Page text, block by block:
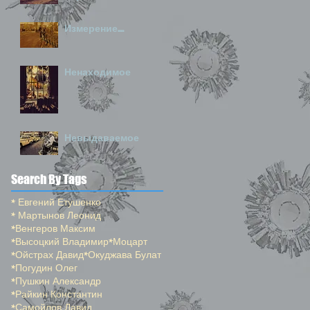
Измерение...
Ненаходимое
Невыдаваемое
Search By Tags
* Евгений Етушенко
* Мартынов Леонид
*Венгеров Максим
*Высоцкий Владимир*Моцарт
*Ойстрах Давид*Окуджава Булат
*Погудин Олег
*Пушкин Александр
*Райкин Константин
*Самойлов Давид